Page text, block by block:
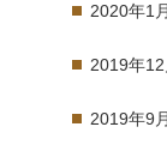
2020年1月
2019年12
2019年9月